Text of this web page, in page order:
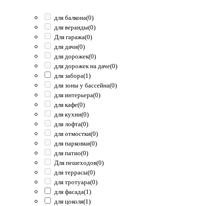
для балкона(0)
для веранды(0)
Для гаража(0)
для дачи(0)
для дорожек(0)
для дорожек на даче(0)
для забора(1)
для зоны у бассейна(0)
для интерьера(0)
для кафе(0)
для кухни(0)
для лофта(0)
для отмостки(0)
для парковки(0)
для патио(0)
Для пешеходов(0)
для террасы(0)
для тротуара(0)
для фасада(1)
для цоколя(1)